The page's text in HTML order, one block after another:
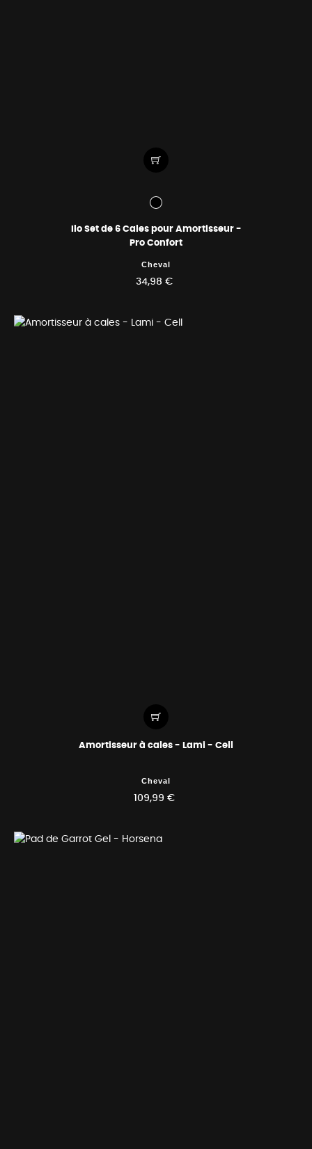
Ilo Set de 6 Cales pour Amortisseur -
Pro Confort
Cheval
34,98 €
Amortisseur à cales - Lami - Cell
Cheval
109,99 €